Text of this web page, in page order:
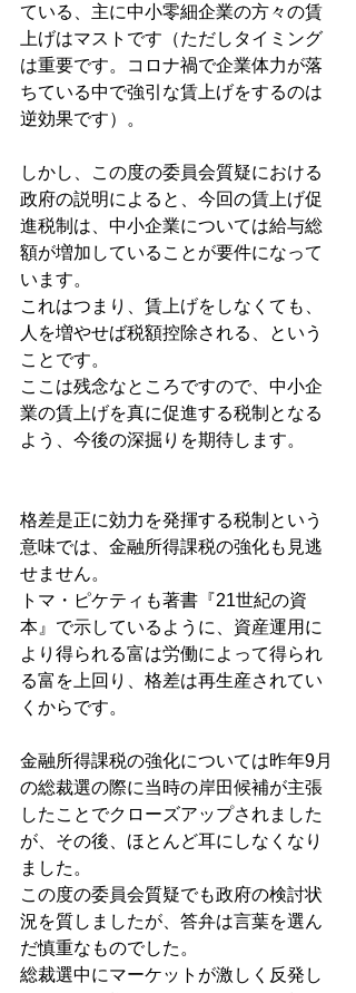
ている、主に中小零細企業の方々の賃
上げはマストです（ただしタイミング
は重要です。コロナ禍で企業体力が落
ちている中で強引な賃上げをするのは
逆効果です）。
しかし、この度の委員会質疑における
政府の説明によると、今回の賃上げ促
進税制は、中小企業については給与総
額が増加していることが要件になって
います。
これはつまり、賃上げをしなくても、
人を増やせば税額控除される、という
ことです。
ここは残念なところですので、中小企
業の賃上げを真に促進する税制となる
よう、今後の深掘りを期待します。
格差是正に効力を発揮する税制という
意味では、金融所得課税の強化も見逃
せません。
トマ・ピケティも著書『21世紀の資
本』で示しているように、資産運用に
より得られる富は労働によって得られ
る富を上回り、格差は再生産されてい
くからです。
金融所得課税の強化については昨年9月
の総裁選の際に当時の岸田候補が主張
したことでクローズアップされました
が、その後、ほとんど耳にしなくなり
ました。
この度の委員会質疑でも政府の検討状
況を質しましたが、答弁は言葉を選ん
だ慎重なものでした。
総裁選中にマーケットが激しく反発し